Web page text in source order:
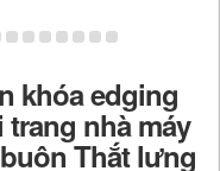
khóa edging
nhà máy
Thắt lưng